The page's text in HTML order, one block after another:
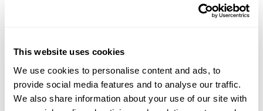
This website uses cookies
We use cookies to personalise content and ads, to
provide social media features and to analyse our traffic.
We also share information about your use of our site with